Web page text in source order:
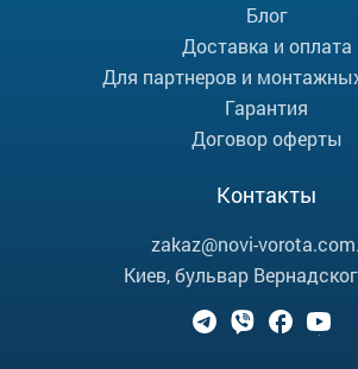
Блог
Доставка и оплата
Для партнеров и
Гарантия
Договор оферты
Контакты
zakaz@novi-
Киев, бульвар